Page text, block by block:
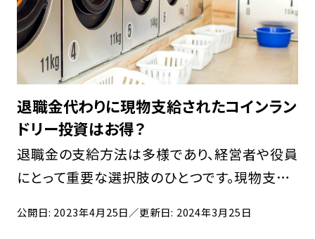
退職金代わりに現物支給されたコインラン
ドリー投資はお得？
退職金の支給方法は多様であり、経営者や役員
にとって重要な選択肢のひとつです。現物支給
メリットがありますが、現物支給する物によって
公開日: 2023年4月25日／更新日: 2024年3月25日